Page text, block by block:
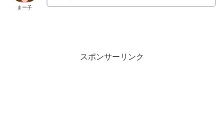
まー子
スポンサーリンク